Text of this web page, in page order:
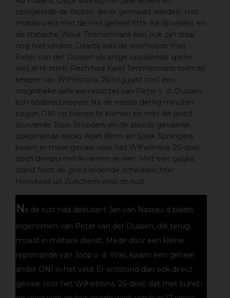
corrigeerde de fouten die er gemaakt werden. Het
middenveld met de niet geheel fitte Ad Broeders en
de statische Wout Timmermans kon ook zijn draai
nog niet vinden. Daarbij was de voorhoede met
Peter van der Dussen als enige opvallende speler
niet al te sterk. Pech had Karel Timmermans toen de
keeper van Wilhelmina ’26 nog juist met een
magnifieke safe een voorzet van Peter v. d. Dussen
kon onderscheppen. Na de eerste dertig minuten
begon ONI op toeren te komen en met de goed
stuwende Toon Broeders en de steeds gevaarlijk
opkomende backs Arjan Blom en Sjaak Sprangers
kwam er meer gevaar voor het Wilhelmina ’26-doel,
doch doelpunten kwamen er niet. Met een gelijke
stand floot de goed leidende scheidsrechter
Hooykaas uit Zuilichem voor de rust.
N a de rust had debutant Jan van Nassau d plaats
ingenomen van Peter van der Dussen, die terug
moest in militaire dienst. Mede door een kleine
reprimande van Joop v. d. Wiel, kwam een geheel
ander ONI in het veld. Er ontstond dan ook direct
gevaar voor het Wilhelmina ’26-doel, dat met kunst-